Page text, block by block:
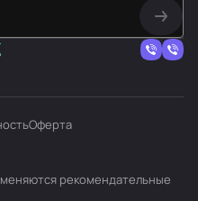
Оферта
рекомендательные